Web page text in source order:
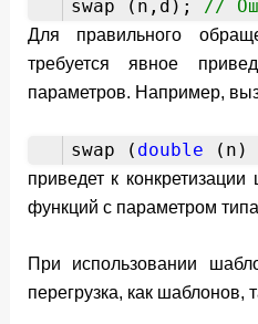
swap (n,d); //
Для правильного
требуется явное
параметров. Например,
swap ( double (n)
приведет к
функций с параметром типа
При использовании
перегрузка, как шаблонов,